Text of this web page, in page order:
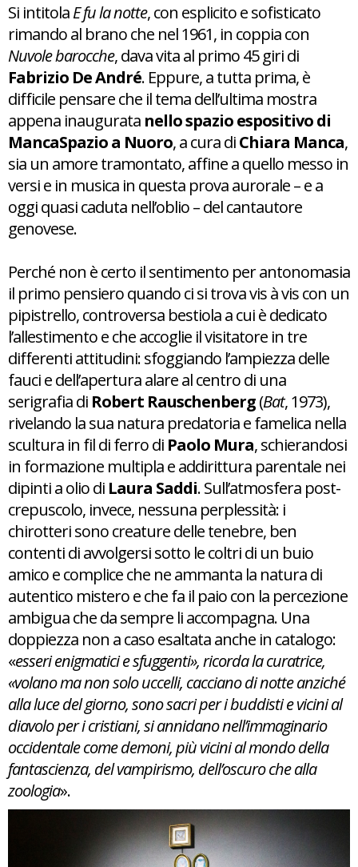
Si intitolaE fu la notte, con esplicito e sofisticato
rimando al brano che nel 1961, in coppia con
Nuvole barocche, dava vita al primo 45 giri di
Fabrizio De André. Eppure, a tutta prima, è
difficile pensare che il tema dell’ultima mostra
appena inaugurata nello spazio espositivo di
MancaSpazio a Nuoro, a cura diChiara Manca,
sia un amore tramontato, affine a quello messo in
versi e in musica in questa prova aurorale – e a
oggi quasi caduta nell’oblio – del cantautore
genovese.
Perché non è certo il sentimento per antonomasia
il primo pensiero quando ci si trova vis à vis con un
pipistrello, controversa bestiola a cui è dedicato
l’allestimento e che accoglie il visitatore in tre
differenti attitudini: sfoggiando l’ampiezza delle
fauci e dell’apertura alare al centro di una
serigrafia di Robert Rauschenberg(Bat, 1973),
rivelando la sua natura predatoria e famelica nella
scultura in fil di ferro di Paolo Mura, schierandosi
in formazione multipla e addirittura parentale nei
dipinti a olio di Laura Saddi. Sull’atmosfera post-
crepuscolo, invece, nessuna perplessità: i
chirotteri sono creature delle tenebre, ben
contenti di avvolgersi sotto le coltri di un buio
amico e complice che ne ammanta la natura di
autentico mistero e che fa il paio con la percezione
ambigua che da sempre li accompagna. Una
doppiezza non a caso esaltata anche in catalogo:
«esseri enigmatici e sfuggenti», ricorda la curatrice,
«volano ma non solo uccelli, cacciano di notte anziché
alla luce del giorno, sono sacri per i buddisti e vicini al
diavolo per i cristiani, si annidano nell’immaginario
occidentale come demoni, più vicini al mondo della
fantascienza, del vampirismo, dell’oscuro che alla
zoologia».